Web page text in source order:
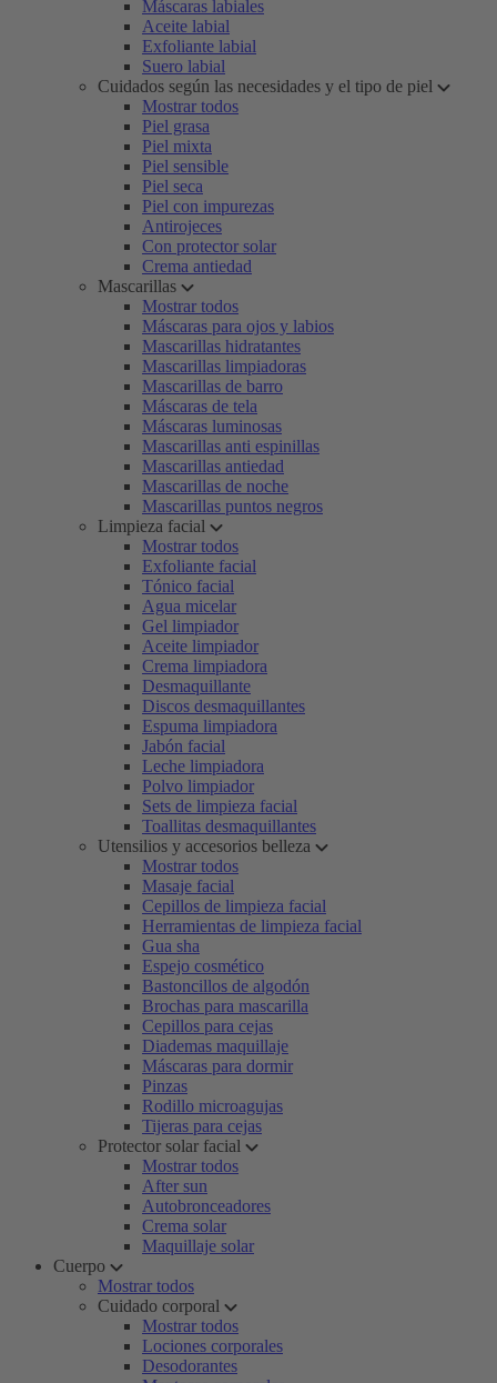
Máscaras labiales
Aceite labial
Exfoliante labial
Suero labial
Cuidados según las necesidades y el tipo de piel
Mostrar todos
Piel grasa
Piel mixta
Piel sensible
Piel seca
Piel con impurezas
Antirojeces
Con protector solar
Crema antiedad
Mascarillas
Mostrar todos
Máscaras para ojos y labios
Mascarillas hidratantes
Mascarillas limpiadoras
Mascarillas de barro
Máscaras de tela
Máscaras luminosas
Mascarillas anti espinillas
Mascarillas antiedad
Mascarillas de noche
Mascarillas puntos negros
Limpieza facial
Mostrar todos
Exfoliante facial
Tónico facial
Agua micelar
Gel limpiador
Aceite limpiador
Crema limpiadora
Desmaquillante
Discos desmaquillantes
Espuma limpiadora
Jabón facial
Leche limpiadora
Polvo limpiador
Sets de limpieza facial
Toallitas desmaquillantes
Utensilios y accesorios belleza
Mostrar todos
Masaje facial
Cepillos de limpieza facial
Herramientas de limpieza facial
Gua sha
Espejo cosmético
Bastoncillos de algodón
Brochas para mascarilla
Cepillos para cejas
Diademas maquillaje
Máscaras para dormir
Pinzas
Rodillo microagujas
Tijeras para cejas
Protector solar facial
Mostrar todos
After sun
Autobronceadores
Crema solar
Maquillaje solar
Cuerpo
Mostrar todos
Cuidado corporal
Mostrar todos
Lociones corporales
Desodorantes